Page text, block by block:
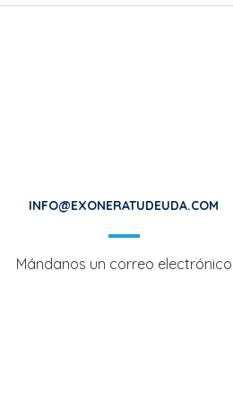
INFO@EXONERATUDEUDA.COM
Mándanos un correo electrónico